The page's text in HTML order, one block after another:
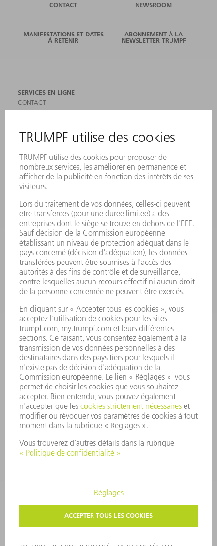
CONTACT NEWSROOM
MANIFESTATIONS ET DATES
À RETENIR
ABONNEMENT À LA
NEWSLETTER TRUMPF
SERVICES EN LIGNE
CONTACT
SITES
INSCRIPTION À LA NEWSLETTER
MYTRUMPF
PRODUITS
MACHINES & SYSTÈMES
LASER
ELECTRONIQUE DE PUISSANCE
OUTILS ÉLECTRIQUES
SMART FACTORY
LOGICIEL
SERVICES
APPLICATIONS
SECTEURS D'ACTIVITÉ
ENTREPRISE
CARRIÈRE
OFFRES D'EMPLOI
PROFIL DE L'ENTREPRISE
CONSEIL D'ADMINISTRATION
RAPPORT ANNUEL
PRINCIPES FONDAMENTAUX DE L'ENTREPRISE
CONFORMITÉ
SYSTÈME D'ALERTE
SÉCURITÉ
COMMUNIQUÉS DE PRESSE
MAGAZINE
DURABILITÉ
ENVIRONNEMENT ET CLIMAT
SOCIAL ET SOCIÉTÉ
GESTION D'ENTREPRISE
PROTECTION DES DONNÉES PERSONNELLES
COPYRIGHT ET DROIT DES MARQUES
CONDITIONS GÉNÉRALES
PARAMÈTRES VIE PRIVÉE